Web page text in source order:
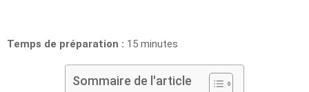
Temps de préparation : 15 minutes
Sommaire de l'article